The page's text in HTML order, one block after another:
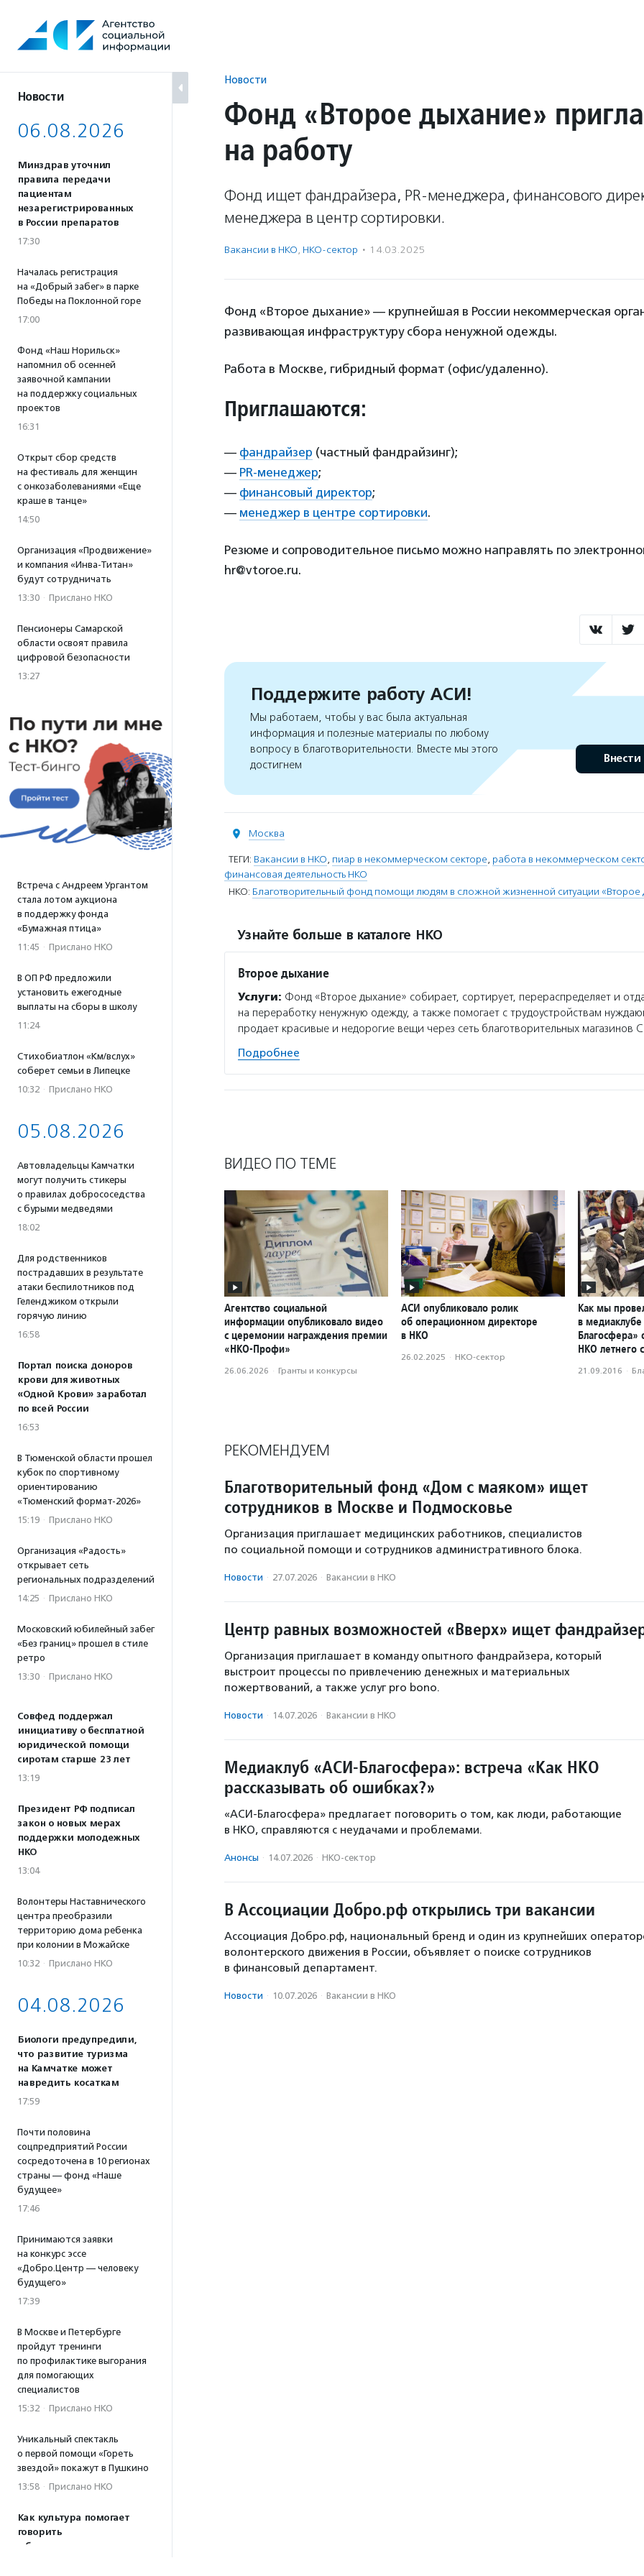
содержанию
Новости
06.08.2026
Минздрав уточнил
правила передачи
пациентам
незарегистрированных
в России препаратов
17:30
Началась регистрация
на «Добрый забег» в парке
Победы на Поклонной горе
17:00
Фонд «Наш Норильск»
напомнил об осенней
заявочной кампании
на поддержку социальных
проектов
16:31
Открыт сбор средств
на фестиваль для женщин
с онкозаболеваниями «Еще
краше в танце»
14:50
Организация «Продвижение»
и компания «Инва-Титан»
будут сотрудничать
13:30 · Прислано НКО
Пенсионеры Самарской
области освоят правила
цифровой безопасности
13:27
Встреча с Андреем Ургантом
стала лотом аукциона
в поддержку фонда
«Бумажная птица»
11:45 · Прислано НКО
В ОП РФ предложили
установить ежегодные
выплаты на сборы в школу
11:24
Стихобиатлон «Км/вслух»
соберет семьи в Липецке
10:32 · Прислано НКО
05.08.2026
Автовладельцы Камчатки
могут получить стикеры
о правилах добрососедства
с бурыми медведями
18:02
Для родственников
пострадавших в результате
атаки беспилотников под
Геленджиком открыли
горячую линию
16:58
Портал поиска доноров
крови для животных
«Одной Крови» заработал
по всей России
16:53
В Тюменской области прошел
кубок по спортивному
ориентированию
«Тюменский формат-2026»
15:19 · Прислано НКО
Организация «Радость»
открывает сеть
региональных подразделений
14:25 · Прислано НКО
Московский юбилейный забег
«Без границ» прошел в стиле
ретро
13:30 · Прислано НКО
Совфед поддержал
инициативу о бесплатной
юридической помощи
сиротам старше 23 лет
13:19
Президент РФ подписал
закон о новых мерах
поддержки молодежных
НКО
13:04
Волонтеры Наставнического
центра преобразили
территорию дома ребенка
при колонии в Можайске
10:32 · Прислано НКО
04.08.2026
Биологи предупредили,
что развитие туризма
на Камчатке может
навредить косаткам
17:59
Почти половина
соцпредприятий России
сосредоточена в 10 регионах
страны — фонд «Наше
будущее»
17:46
Принимаются заявки
на конкурс эссе
«Добро.Центр — человеку
будущего»
17:39
В Москве и Петербурге
пройдут тренинги
по профилактике выгорания
для помогающих
специалистов
15:32 · Прислано НКО
Уникальный спектакль
о первой помощи «Гореть
звездой» покажут в Пушкино
13:58 · Прислано НКО
Как культура помогает
говорить
о благотворительности:
Новости
Фонд «Второе дыхание»
на работу
Фонд ищет фандрайзера, PR-менеджера, финансового
менеджера в центр сортировки.
Вакансии в НКО, НКО-сектор · 14.03.2025
Фонд «Второе дыхание» — крупнейшая в России некоммерческая
развивающая инфраструктуру сбора ненужной одежды.
Работа в Москве, гибридный формат (офис/удаленно).
Приглашаются:
— фандрайзер (частный фандрайзинг);
— PR-менеджер;
— финансовый директор;
— менеджер в центре сортировки.
Резюме и сопроводительное письмо можно направлять по
hr@vtoroe.ru.
Поддержите работу АСИ!
Мы работаем, чтобы у вас была актуальная
информация и полезные материалы по любому
вопросу в благотворительности. Вместе мы этого
достигнем
Внести
Москва
ТЕГИ: Вакансии в НКО, пиар в некоммерческом секторе, работа в некоммерческом
финансовая деятельность НКО
НКО: Благотворительный фонд помощи людям в сложной жизненной ситуации «Второе
Узнайте больше в каталоге НКО
Второе дыхание
Услуги: Фонд «Второе дыхание» собирает, сортирует, перераспределяет и
на переработку ненужную одежду, а также помогает с трудоустройствам
продает красивые и недорогие вещи через сеть благотворительных магазинов
Подробнее
ВИДЕО ПО ТЕМЕ
Агентство социальной
информации опубликовало видео
с церемонии награждения премии
«НКО-Профи»
26.06.2026 · Гранты и конкурсы
АСИ опубликовало ролик
об операционном директоре
в НКО
26.02.2025 · НКО-сектор
Как мы
в
Благосфера»
НКО летнего
21.09.2016 ·
РЕКОМЕНДУЕМ
Благотворительный фонд «Дом с маяком» ищет
сотрудников в Москве и Подмосковье
Организация приглашает медицинских работников, специалистов
по социальной помощи и сотрудников административного блока.
Новости · 27.07.2026 · Вакансии в НКО
Центр равных возможностей «Вверх» ищет
Организация приглашает в команду опытного фандрайзера, который
выстроит процессы по привлечению денежных и материальных
пожертвований, а также услуг pro bono.
Новости · 14.07.2026 · Вакансии в НКО
Медиаклуб «АСИ-Благосфера»: встреча «Как НКО
рассказывать об ошибках?»
«АСИ-Благосфера» предлагает поговорить о том, как люди, работающие
в НКО, справляются с неудачами и проблемами.
Анонсы · 14.07.2026 · НКО-сектор
В Ассоциации Добро.рф открылись три вакансии
Ассоциация Добро.рф, национальный бренд и один из крупнейших
волонтерского движения в России, объявляет о поиске сотрудников
в финансовый департамент.
Новости · 10.07.2026 · Вакансии в НКО